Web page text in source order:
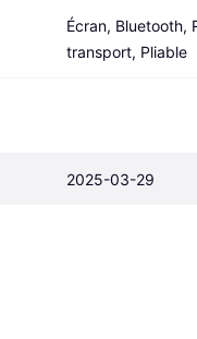
Écran, Bluetooth,
transport, Pliable
2025-03-29